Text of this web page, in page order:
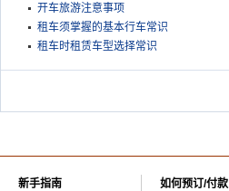
开车旅游注意事项
租车须掌握的基本行车常识
租车时租赁车型选择常识
新手指南
如何预订/付款